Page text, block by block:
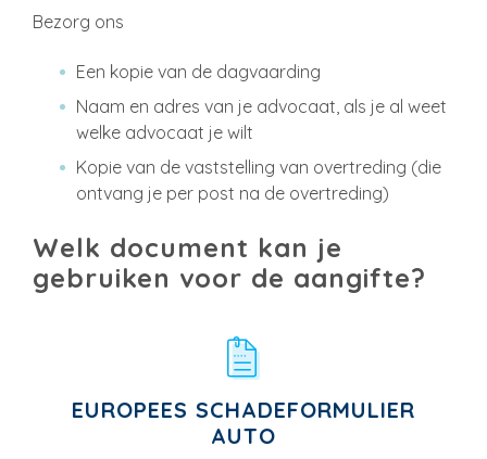
Bezorg ons
Een kopie van de dagvaarding
Naam en adres van je advocaat, als je al weet
welke advocaat je wilt
Kopie van de vaststelling van overtreding (die
ontvang je per post na de overtreding)
Welk document kan je
gebruiken voor de aangifte?
EUROPEES SCHADEFORMULIER
AUTO